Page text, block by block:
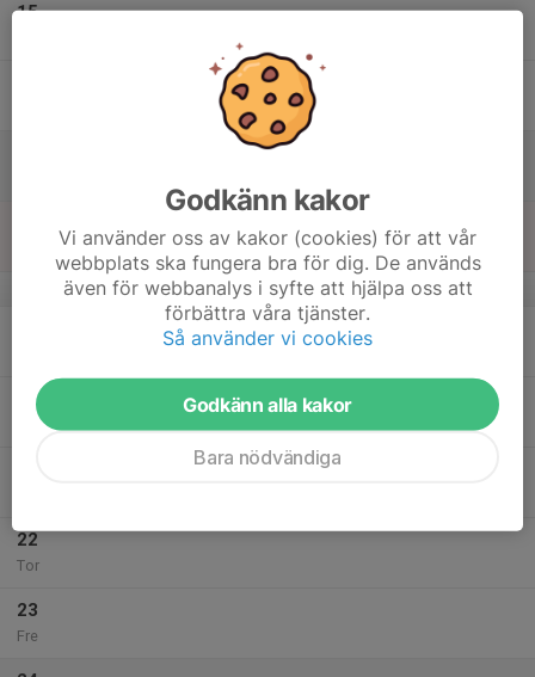
15
v.43
20
22
Tor
23
Fre
Godkänn kakor
Vi använder oss av kakor (cookies) för att vår
webbplats ska fungera bra för dig. De används
även för webbanalys i syfte att hjälpa oss att
förbättra våra tjänster.
Så använder vi cookies
Godkänn alla kakor
Bara nödvändiga